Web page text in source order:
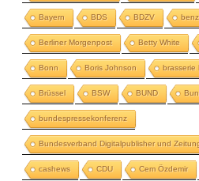
Bayern BDS BDZV
Berliner Morgenpost Betty White
Bonn Boris Johnson brasserie
Brüssel BSW BUND
bundespressekonferenz
Bundesverband Digitalpublisher und
cashews CDU Cem Özdemir